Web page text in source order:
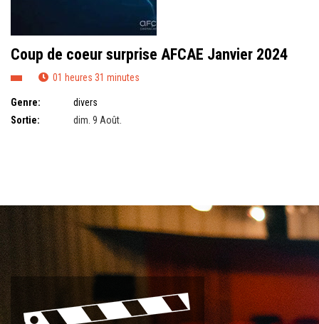
Coup de coeur surprise AFCAE Janvier 2024
01 heures 31 minutes
Genre:
divers
Sortie:
dim. 9 Août.